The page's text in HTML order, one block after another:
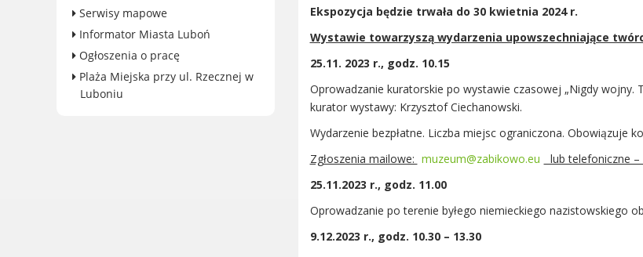
Zdrowie
Porady prawne
Wydarzenia
WYBORY
Likwidacja barier - seniorzy i
Ekspozycja będzie trwała do 30 kwietnia 2024 r.
Wystawie towarzyszą wydarzenia upowszechniające
25.11. 2023 r., godz. 10.15
Oprowadzanie kuratorskie po wystawie czasowej „Nigdy wojny.
kurator wystawy: Krzysztof Ciechanowski.
Wydarzenie bezpłatne. Liczba miejsc ograniczona. Obowiązuje
Zgłoszenia mailowe: muzeum@zabikowo.eu
lub telefoniczne –
25.11.2023 r., godz. 11.00
Oprowadzanie po terenie byłego niemieckiego nazistowskiego
9.12.2023 r., godz. 10.30 – 13.30
Serwisy mapowe
Informator Miasta Luboń
Ogłoszenia o pracę
Plaża Miejska przy ul. Rzecznej w
Luboniu